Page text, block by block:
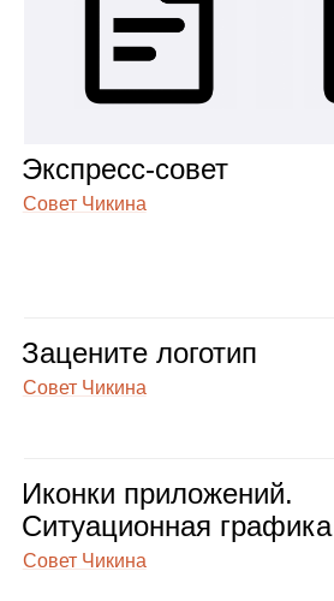
Экс­пресс‑совет
Совет Чикина
Заце­ните лого­тип
Совет Чикина
Иконки при­ло­же­ний.
Ситу­а­ци­он­ная гра­фика
Совет Чикина